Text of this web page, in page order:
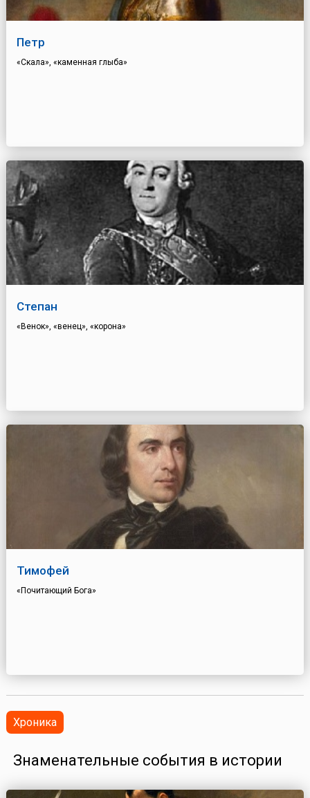
Петр
«Скала», «каменная глыба»
Степан
«Венок», «венец», «корона»
Тимофей
«Почитающий Бога»
Хроника
Знаменательные события в истории